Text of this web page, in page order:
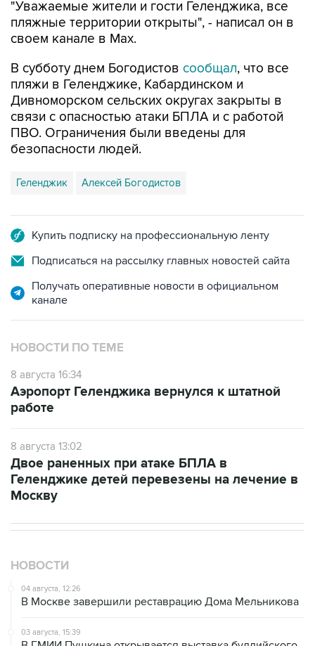
"Уважаемые жители и гости Геленджика, все
пляжные территории открыты", - написал он в
своем канале в Max.
В субботу днем Богодистов сообщал, что все
пляжи в Геленджике, Кабардинском и
Дивноморском сельских округах закрыты в
связи с опасностью атаки БПЛА и с работой
ПВО. Ограничения были введены для
безопасности людей.
Геленджик Алексей Богодистов
Купить подписку на профессиональную ленту
Подписаться на рассылку главных новостей сайта
Получать оперативные новости в официальном
канале
НОВОСТИ ПО ТЕМЕ
8 августа 16:34
Аэропорт Геленджика вернулся к штатной
работе
8 августа 13:02
Двое раненных при атаке БПЛА в
Геленджике детей перевезены на лечение в
Москву
НОВОСТИ
04 августа, 12:26
В Москве завершили реставрацию Дома Мельникова
03 августа, 15:39